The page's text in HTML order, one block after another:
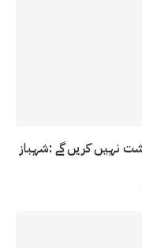
نہیں کریں گے :شہباز